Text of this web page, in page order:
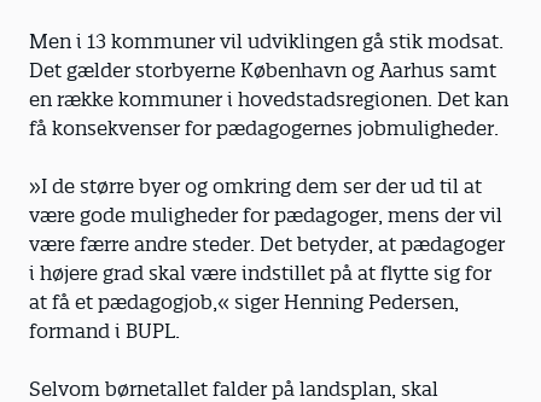
Men i 13 kommuner vil udviklingen gå stik modsat.
Det gælder storbyerne København og Aarhus samt
en række kommuner i hoved­stadsregionen. Det kan
få konsekvenser for pædagogernes jobmuligheder.
»I de større byer og omkring dem ser der ud til at
være gode muligheder for pædagoger, mens der vil
være færre andre steder. Det betyder, at pædagoger
i højere grad skal være indstillet på at flytte sig for
at få et pæda­gogjob,« siger Henning Pedersen,
formand i BUPL.
Selvom børnetallet falder på landsplan, skal